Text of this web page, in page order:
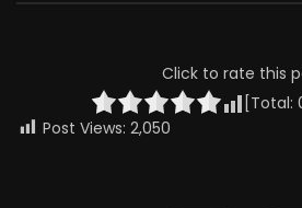
Click to rate this
[Total:
Post Views: 2,050